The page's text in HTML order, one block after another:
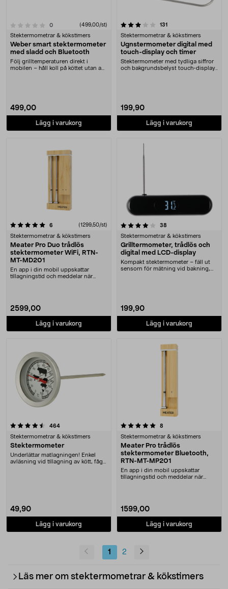
0recensioner(499,00/st)
Stektermometrar & kökstimers
Weber smart stektermometer
med sladd och Bluetooth
Följ grilltemperaturen direkt i
mobilen – håll koll på köttet utan att
499,00
Lägg i varukorg
3.5 av 5 stjärnor 131
Stektermometrar & kökstimers
Ugnstermometer digital med
touch-display och timer
Stektermometer med tydliga siffror
och bakgrundsbelyst touch-display.
199,90
Lägg i varukorg
6 recensioner(1299,50/st)
Stektermometrar & kökstimers
Meater Pro Duo trådlös
stektermometer WiFi, RTN-
MT-MD201
En app i din mobil uppskattar
tillagningstid och meddelar när
2599,00
Lägg i varukorg
4.0 av 5 stjärnor 38
Stektermometrar & kökstimers
Grilltermometer, trådlös och
digital med LCD-display
Kompakt stektermometer – fäll ut
sensorn för mätning vid bakning,
199,90
Lägg i varukorg
464recensioner
Stektermometrar & kökstimers
Stektermometer
Underlättar matlagningen! Enkel
avläsning vid tillagning av kött, fågel
49,90
Lägg i varukorg
5.0 av 5 stjärnor 8
Stektermometrar & kökstimers
Meater Pro trådlös
stektermometer Bluetooth,
RTN-MT-MP201
En app i din mobil uppskattar
tillagningstid och meddelar när
1599,00
Lägg i varukorg
1 2
Läs mer om stektermometrar & kökstimers